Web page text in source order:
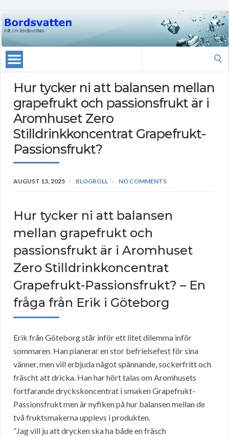
Hur tycker ni att balansen mellan
grapefrukt och passionsfrukt är i
Aromhuset Zero
Stilldrinkkoncentrat Grapefrukt-
Passionsfrukt?
AUGUST 13, 2025 BLOGROLL NO COMMENTS
Hur tycker ni att balansen
mellan grapefrukt och
passionsfrukt är i Aromhuset
Zero Stilldrinkkoncentrat
Grapefrukt-Passionsfrukt? – En
fråga från Erik i Göteborg
Erik från Göteborg står inför ett litet dilemma inför
sommaren. Han planerar en stor befrielsefest för sina
vänner, men vill erbjuda något spännande, sockerfritt och
fräscht att dricka. Han har hört talas om Aromhusets
fortfarande dryckskoncentrat i smaken Grapefrukt-
Passionsfrukt men är nyfiken på hur balansen mellan de
två fruktsmakerna upplevs i produkten.
”Jag vill ju att drycken ska ha både en fräsch